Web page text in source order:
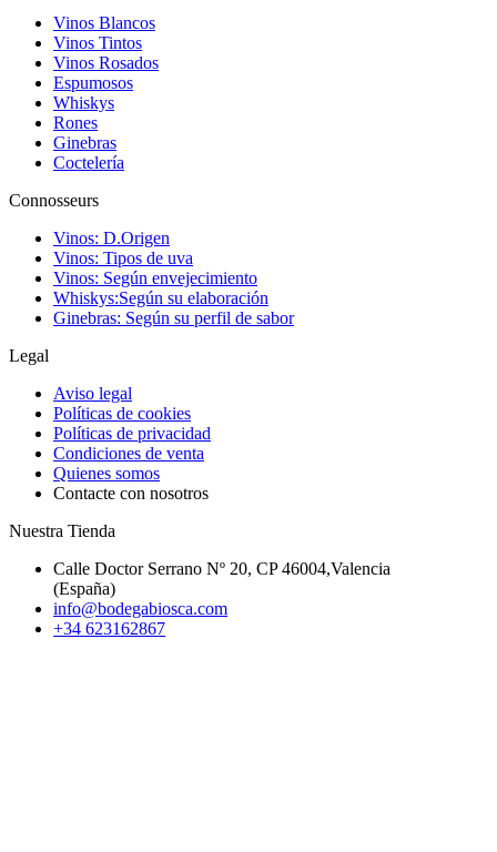
Vinos Blancos
Vinos Tintos
Vinos Rosados
Espumosos
Whiskys
Rones
Ginebras
Coctelería
Connosseurs
Vinos: D.Origen
Vinos: Tipos de uva
Vinos: Según envejecimiento
Whiskys:Según su elaboración
Ginebras: Según su perfil de sabor
Legal
Aviso legal
Políticas de cookies
Políticas de privacidad
Condiciones de venta
Quienes somos
Contacte con nosotros
Nuestra Tienda
Calle Doctor Serrano Nº 20, CP 46004,Valencia
(España)
info@bodegabiosca.com
+34 623162867